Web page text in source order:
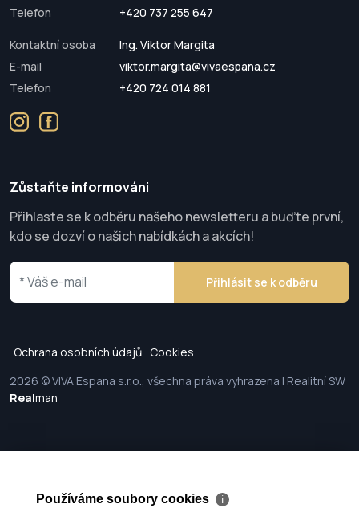
Telefon
+420 737 255 647
Kontaktní osoba
Ing. Viktor Margita
E-mail
viktor.margita@vivaespana.cz
Telefon
+420 724 014 881
Zůstaňte informováni
Přihlaste se k odběru našeho newsletteru a buďte první,
kdo se dozví o našich nabídkách a akcích!
Přihlásit se k odběru
Ochrana osobních údajů Cookies
2026 © VIVA Espana s.r.o., všechna práva vyhrazena | Realitní SW
Realman
Používáme soubory cookies ℹ